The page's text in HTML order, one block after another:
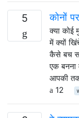
5 कोनों
क्या कोई
में क्यों
कैसे बच
एक बनना
आपकी
12